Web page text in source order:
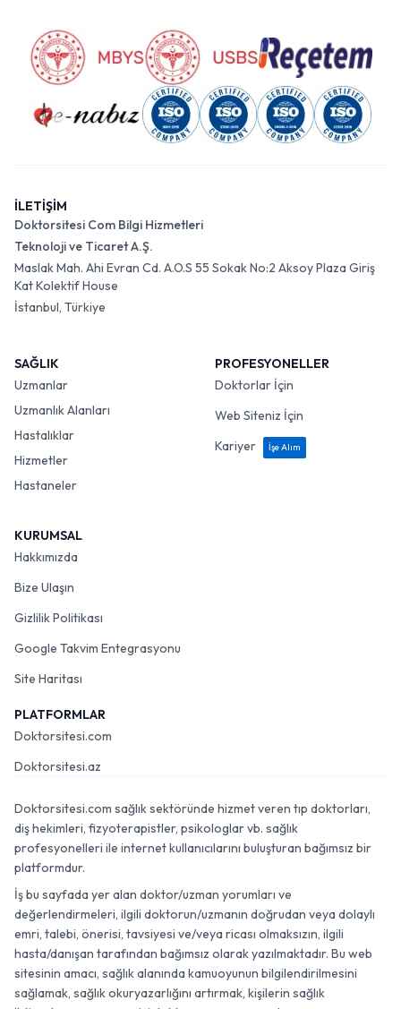
İLETİŞİM
Doktorsitesi Com Bilgi Hizmetleri
Teknoloji ve Ticaret A.Ş.
Maslak Mah. Ahi Evran Cd. A.O.S 55 Sokak No:2 Aksoy Plaza Giriş
Kat Kolektif House
İstanbul, Türkiye
SAĞLIK
Uzmanlar
Uzmanlık Alanları
Hastalıklar
Hizmetler
Hastaneler
PROFESYONELLER
Doktorlar İçin
Web Siteniz İçin
Kariyer
İşe Alım
KURUMSAL
Hakkımızda
Bize Ulaşın
Gizlilik Politikası
Google Takvim Entegrasyonu
Site Haritası
PLATFORMLAR
Doktorsitesi.com
Doktorsitesi.az
Doktorsitesi.com sağlık sektöründe hizmet veren tıp doktorları,
diş hekimleri, fizyoterapistler, psikologlar vb. sağlık
profesyonelleri ile internet kullanıcılarını buluşturan bağımsız bir
platformdur.
İş bu sayfada yer alan doktor/uzman yorumları ve
değerlendirmeleri, ilgili doktorun/uzmanın doğrudan veya dolaylı
emri, talebi, önerisi, tavsiyesi ve/veya ricası olmaksızın, ilgili
hasta/danışan tarafından bağımsız olarak yazılmaktadır. Bu web
sitesinin amacı, sağlık alanında kamuoyunun bilgilendirilmesini
sağlamak, sağlık okuryazarlığını artırmak, kişilerin sağlık